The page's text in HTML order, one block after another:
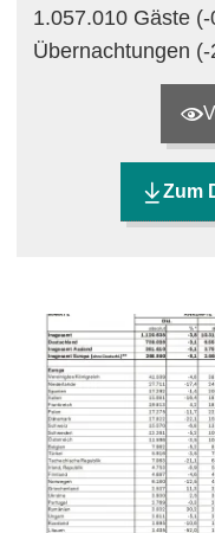
1.057.010 Gäste
Übernachtungen (-
Zum